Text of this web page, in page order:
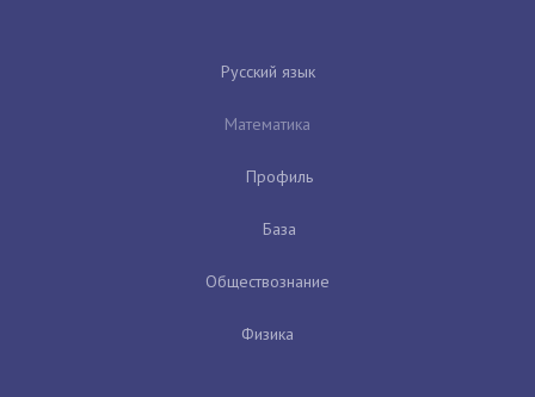
Русский язык
Математика
Профиль
База
Обществознание
Физика